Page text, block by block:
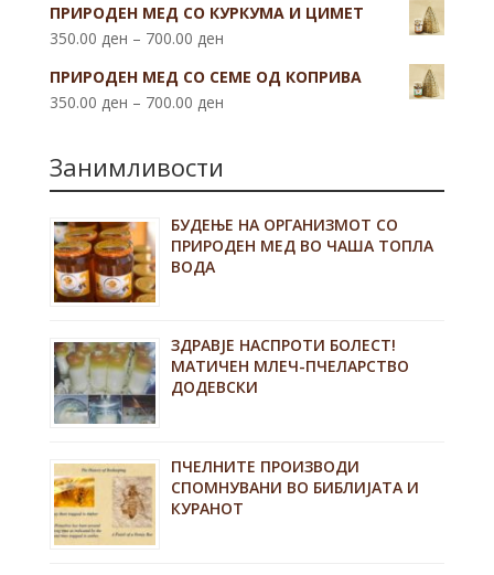
ПРИРОДЕН МЕД СО КУРКУМА И ЦИМЕТ
350.00 ден – 700.00 ден
ПРИРОДЕН МЕД СО СЕМЕ ОД КОПРИВА
350.00 ден – 700.00 ден
Занимливости
БУДЕЊЕ НА ОРГАНИЗМОТ СО
ПРИРОДЕН МЕД ВО ЧАША ТОПЛА
ВОДА
ЗДРАВЈЕ НАСПРОТИ БОЛЕСТ!
МАТИЧЕН МЛЕЧ-ПЧЕЛАРСТВО
ДОДЕВСКИ
ПЧЕЛНИТЕ ПРОИЗВОДИ
СПОМНУВАНИ ВО БИБЛИЈАТА И
КУРАНОТ